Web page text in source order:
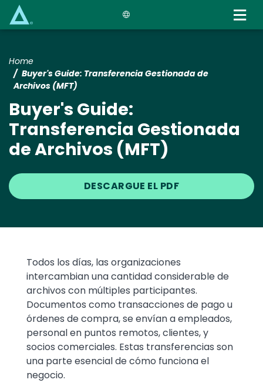
Home
Buyer's Guide: Transferencia Gestionada de
Archivos (MFT)
Buyer's Guide:
Transferencia Gestionada
de Archivos (MFT)
DESCARGUE EL PDF
Text
Todos los días, las organizaciones
intercambian una cantidad considerable de
archivos con múltiples participantes.
Documentos como transacciones de pago u
órdenes de compra, se envían a empleados,
personal en puntos remotos, clientes, y
socios comerciales. Estas transferencias son
una parte esencial de cómo funciona el
negocio.